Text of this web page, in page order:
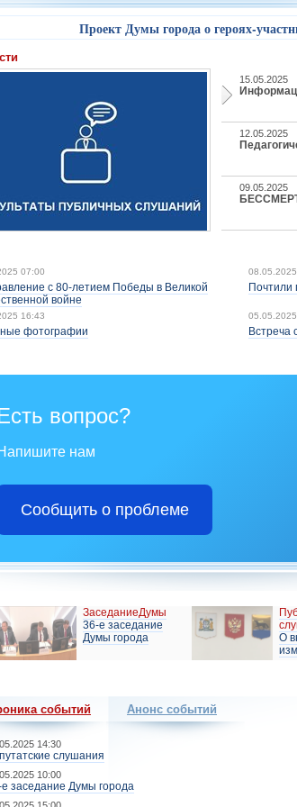
Проект Думы города о героях-
15.05.2025
12.05.2025
09.05.2025
07:00
с 80-летием Победы в Великой
войне
Почтили
16:43
фотографии Встреча
вопрос?
нам
Сообщить о проблеме
ЗаседаниеДумы
36-е заседание
Думы города
О
событий
14:30
слушания
10:00
заседание Думы города
15:00
Анонс событий